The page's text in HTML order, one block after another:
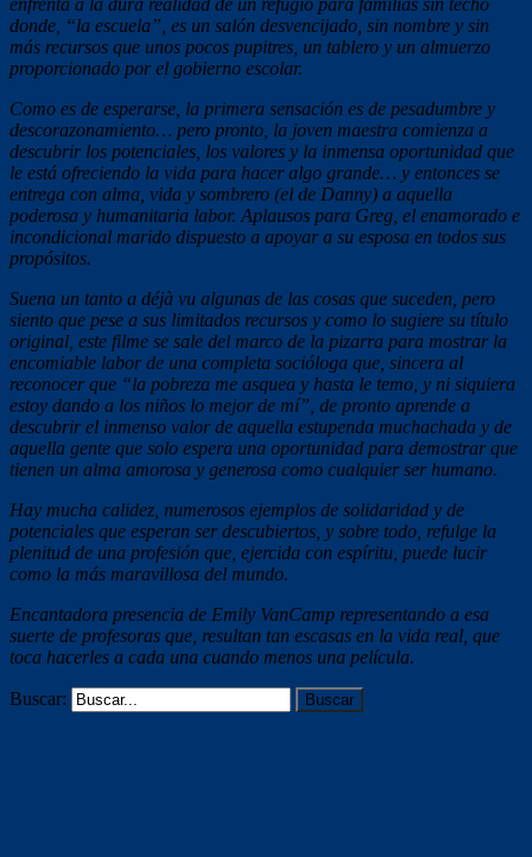
donde, “la escuela”, es un salón desvencijado, sin nombre y sin
más recursos que unos pocos pupitres, un tablero y un almuerzo
proporcionado por el gobierno escolar.
Como es de esperarse, la primera sensación es de pesadumbre y
descorazonamiento… pero pronto, la joven maestra comienza a
descubrir los potenciales, los valores y la inmensa oportunidad que
le está ofreciendo la vida para hacer algo grande… y entonces se
entrega con alma, vida y sombrero (el de Danny) a aquella
poderosa y humanitaria labor. Aplausos para Greg, el enamorado e
incondicional marido dispuesto a apoyar a su esposa en todos sus
propósitos.
Suena un tanto a déjà vu algunas de las cosas que suceden, pero
siento que pese a sus limitados recursos y como lo sugiere su título
original, este filme se sale del marco de la pizarra para mostrar la
encomiable labor de una completa socióloga que, sincera al
reconocer que “la pobreza me asquea y hasta le temo, y ni siquiera
estoy dando a los niños lo mejor de mí”, de pronto aprende a
descubrir el inmenso valor de aquella estupenda muchachada y de
aquella gente que solo espera una oportunidad para demostrar que
tienen un alma amorosa y generosa como cualquier ser humano.
Hay mucha calidez, numerosos ejemplos de solidaridad y de
potenciales que esperan ser descubiertos, y sobre todo, refulge la
plenitud de una profesión que, ejercida con espíritu, puede lucir
como la más maravillosa del mundo.
Encantadora presencia de Emily VanCamp representando a esa
suerte de profesoras que, resultan tan escasas en la vida real, que
toca hacerles a cada una cuando menos una película.
Buscar: